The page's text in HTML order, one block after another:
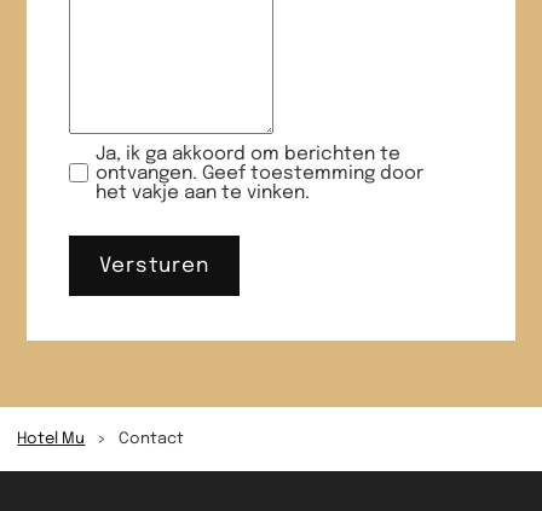
Ja, ik ga akkoord om berichten te
ontvangen. Geef toestemming door
het vakje aan te vinken.
Hotel Mu > Contact